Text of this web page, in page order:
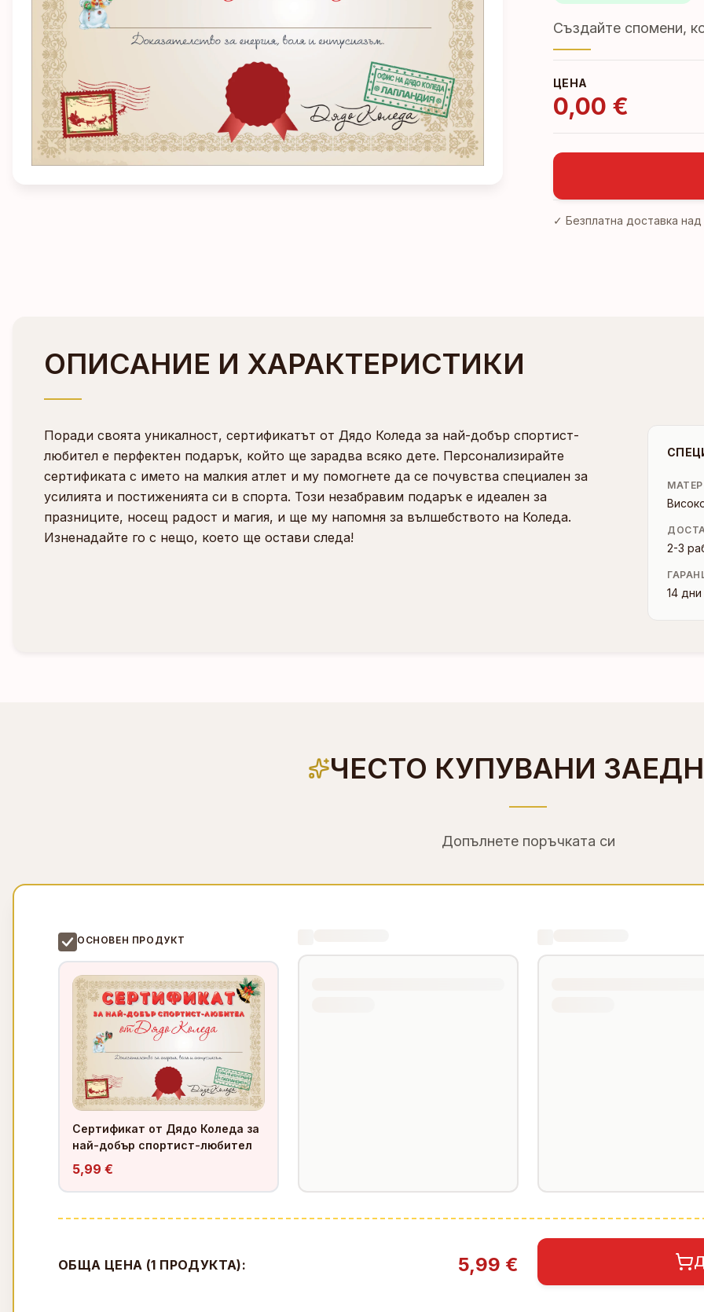
Създайте спомени,
ЦЕНА
0,00 €
✓ Безплатна доставка над
ОПИСАНИЕ И ХАРАКТЕРИСТИКИ
Поради своята уникалност, сертификатът от Дядо Коледа за най-добър спортист-
любител е перфектен подарък, който ще зарадва всяко дете. Персонализирайте
сертификата с името на малкия атлет и му помогнете да се почувства специален за
усилията и постиженията си в спорта. Този незабравим подарък е идеален за
празниците, носещ радост и магия, и ще му напомня за вълшебството на Коледа.
Изненадайте го с нещо, което ще остави следа!
2-3
14
ЧЕСТО КУПУВАНИ
Допълнете поръчката си
ОСНОВЕН ПРОДУКТ
Сертификат от Дядо Коледа за
най-добър спортист-любител
5,99 €
ОБЩА ЦЕНА (1 ПРОДУКТА): 5,99 €